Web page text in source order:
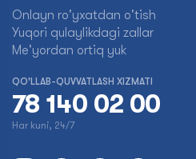
Onlayn ro'yxatdan o'tish
Yuqori qulaylikdagi zallar
Me'yordan ortiq yuk
QO'LLAB-QUVVATLASH XIZMATI
78 140 02 00
Har kuni, 24/7